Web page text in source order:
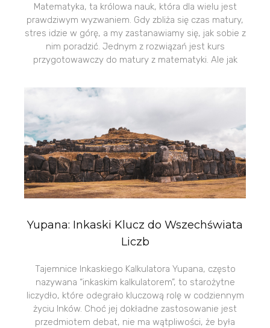
Matematyka, ta królowa nauk, która dla wielu jest
prawdziwym wyzwaniem. Gdy zbliża się czas matury,
stres idzie w górę, a my zastanawiamy się, jak sobie z
nim poradzić. Jednym z rozwiązań jest kurs
przygotowawczy do matury z matematyki. Ale jak
Yupana: Inkaski Klucz do Wszechświata
Liczb
Tajemnice Inkaskiego Kalkulatora Yupana, często
nazywana “inkaskim kalkulatorem”, to starożytne
liczydło, które odegrało kluczową rolę w codziennym
życiu Inków. Choć jej dokładne zastosowanie jest
przedmiotem debat, nie ma wątpliwości, że była